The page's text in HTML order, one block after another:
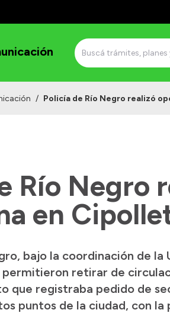
/ Policía de Río Negro realizó
Río Negro
en
bajo la coordinación de
retirar de
que registraba pedido de
puntos de la ciudad, con